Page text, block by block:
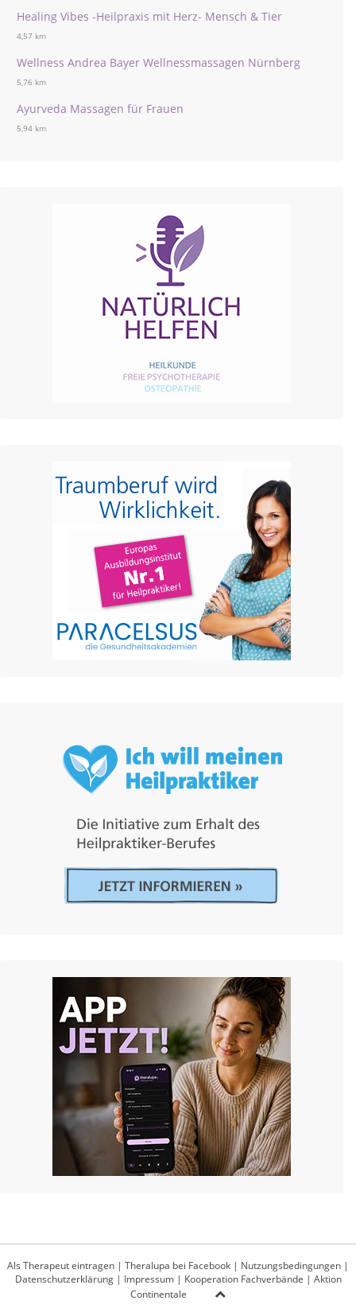
Healing Vibes -Heilpraxis mit Herz- Mensch & Tier
4,57 km
Wellness Andrea Bayer Wellnessmassagen Nürnberg
5,76 km
Ayurveda Massagen für Frauen
5,94 km
Als Therapeut eintragen | Theralupa bei Facebook | Nutzungsbedingungen |
Datenschutzerklärung| Impressum| Kooperation Fachverbände | Aktion
Continentale